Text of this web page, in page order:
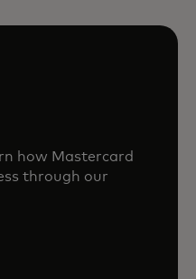
how Mastercard
through our